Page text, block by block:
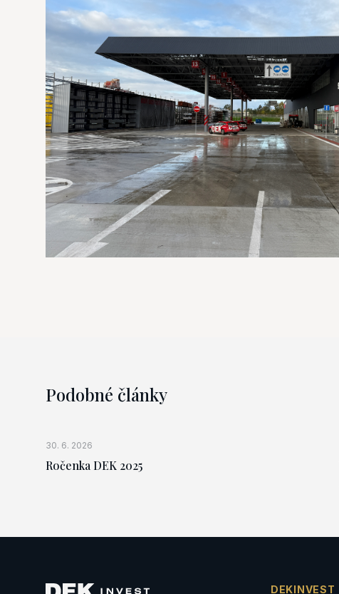
Podobné články
30. 6. 2026
Ročenka DEK 2025
DEKINVEST